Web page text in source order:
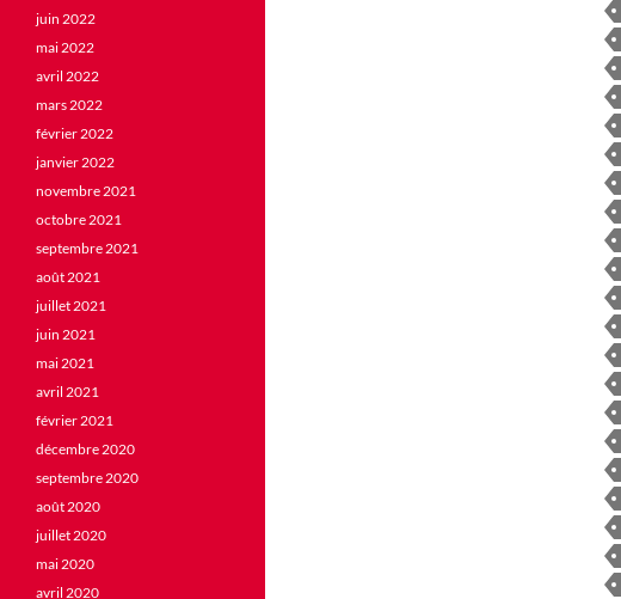
juin 2022
mai 2022
avril 2022
mars 2022
février 2022
janvier 2022
novembre 2021
octobre 2021
septembre 2021
août 2021
juillet 2021
juin 2021
mai 2021
avril 2021
février 2021
décembre 2020
septembre 2020
août 2020
juillet 2020
mai 2020
avril 2020